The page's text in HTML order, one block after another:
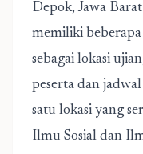
Depok, Jawa
memiliki
sebagai lokasi
peserta dan
satu lokasi yang
Ilmu Sosial dan